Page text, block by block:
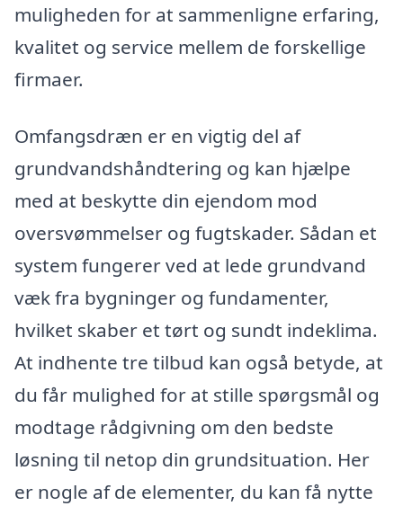
muligheden for at sammenligne erfaring,
kvalitet og service mellem de forskellige
firmaer.
Omfangsdræn er en vigtig del af
grundvandshåndtering og kan hjælpe
med at beskytte din ejendom mod
oversvømmelser og fugtskader. Sådan et
system fungerer ved at lede grundvand
væk fra bygninger og fundamenter,
hvilket skaber et tørt og sundt indeklima.
At indhente tre tilbud kan også betyde, at
du får mulighed for at stille spørgsmål og
modtage rådgivning om den bedste
løsning til netop din grundsituation. Her
er nogle af de elementer, du kan få nytte